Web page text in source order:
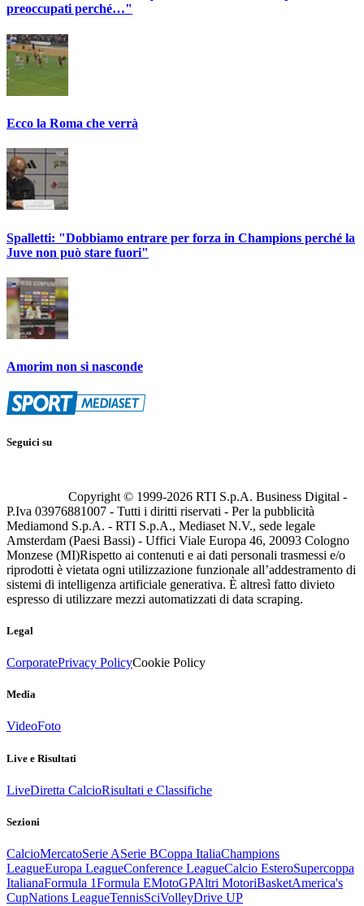
preoccupati perché…"
Ecco la Roma che verrà
Spalletti: "Dobbiamo entrare per forza in Champions perché la
Juve non può stare fuori"
Amorim non si nasconde
Seguici su
Copyright © 1999-2026 RTI S.p.A. Business Digital -
P.Iva 03976881007 - Tutti i diritti riservati - Per la pubblicità
Mediamond S.p.A. - RTI S.p.A., Mediaset N.V., sede legale
Amsterdam (Paesi Bassi) - Uffici Viale Europa 46, 20093 Cologno
Monzese (MI)Rispetto ai contenuti e ai dati personali trasmessi e/o
riprodotti è vietata ogni utilizzazione funzionale all’addestramento di
sistemi di intelligenza artificiale generativa. È altresì fatto divieto
espresso di utilizzare mezzi automatizzati di data scraping.
Legal
CorporatePrivacy PolicyCookie Policy
Media
VideoFoto
Live e Risultati
LiveDiretta CalcioRisultati e Classifiche
Sezioni
CalcioMercatoSerie ASerie BCoppa ItaliaChampions
LeagueEuropa LeagueConference LeagueCalcio EsteroSupercoppa
ItalianaFormula 1Formula EMotoGPAltri MotoriBasketAmerica's
CupNations LeagueTennisSciVolleyDrive UP